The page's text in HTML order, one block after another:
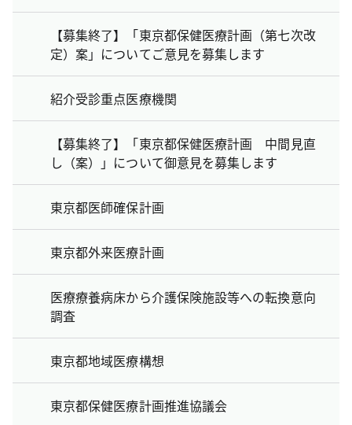
【募集終了】「東京都保健医療計画（第七次改
定）案」についてご意見を募集します
紹介受診重点医療機関
【募集終了】「東京都保健医療計画 中間見直
し（案）」について御意見を募集します
東京都医師確保計画
東京都外来医療計画
医療療養病床から介護保険施設等への転換意向
調査
東京都地域医療構想
東京都保健医療計画推進協議会